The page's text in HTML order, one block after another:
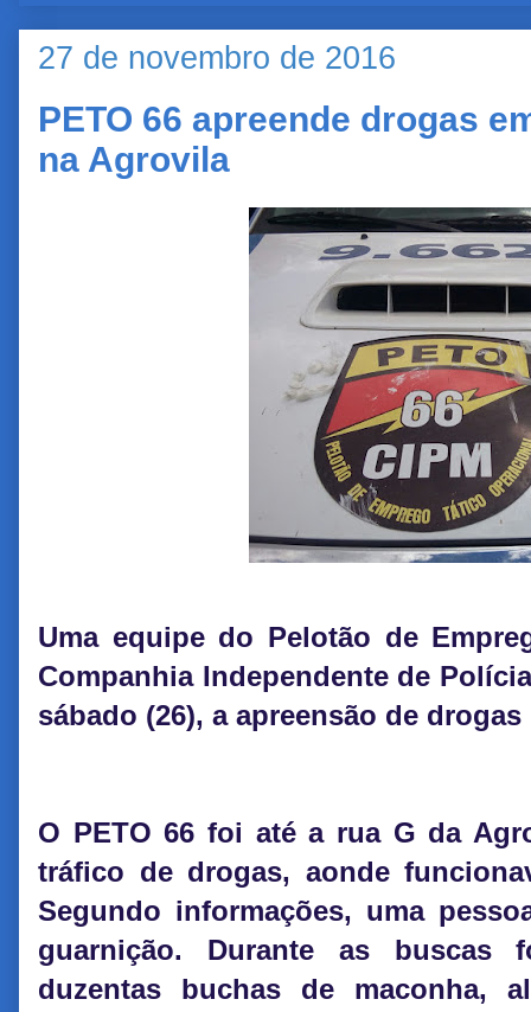
27 de novembro de 2016
PETO 66 apreende drogas
na Agrovila
Uma equipe do Pelotão de
Companhia Independente de
sábado (26), a apreensão de
O PETO 66 foi até a rua G da
tráfico de drogas, aonde
Segundo informações, uma
guarnição. Durante as buscas
duzentas buchas de maconha,